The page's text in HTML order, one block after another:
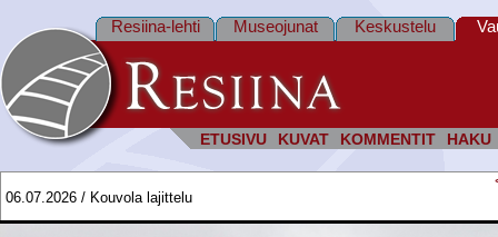
ETUSIVU KUVAT KOMMENTIT HAKU
Resiina-lehti Museojunat Keskustelu
06.07.2026 / Kouvola lajittelu